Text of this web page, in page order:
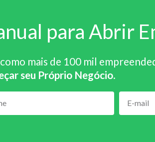
para Abrir
como mais de 100 mil
seu Próprio Negócio.